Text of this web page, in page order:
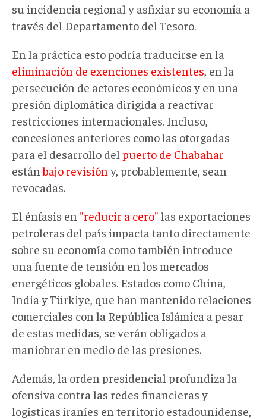
su incidencia regional y asfixiar su economía a
través del Departamento del Tesoro.
En la práctica esto podría traducirse en la
eliminación de exenciones existentes , en la
persecución de actores económicos y en una
presión diplomática dirigida a reactivar
restricciones internacionales. Incluso,
concesiones anteriores como las otorgadas
para el desarrollo del puerto de Chabahar
estánbajo revisión y, probablemente, sean
revocadas.
El énfasis en "reducir a cero" las exportaciones
petroleras del país impacta tanto directamente
sobre su economía como también introduce
una fuente de tensión en los mercados
energéticos globales. Estados como China,
India y Türkiye, que han mantenido relaciones
comerciales con la República Islámica a pesar
de estas medidas , se verán obligados a
maniobrar en medio de las presiones.
Además, la orden presidencial profundiza la
ofensiva contra las redes financieras y
logísticas iraníes en territorio estadounidense,